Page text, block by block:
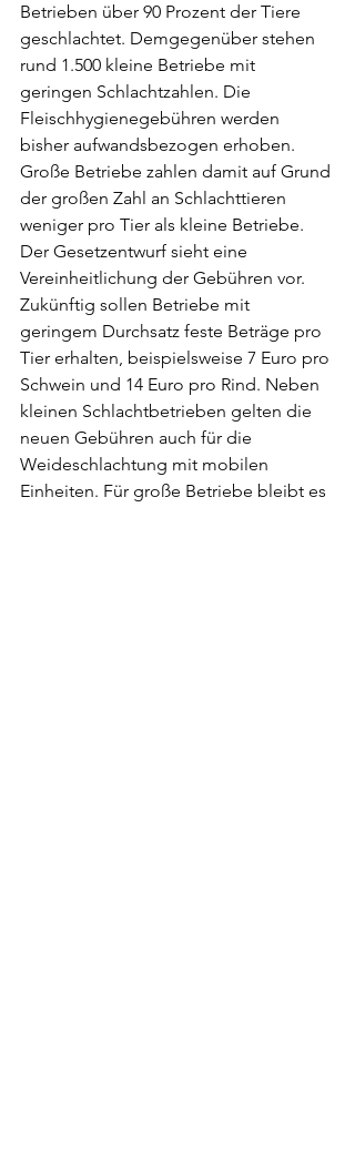
Betrieben über 90 Prozent der Tiere
geschlachtet. Demgegenüber stehen
rund 1.500 kleine Betriebe mit
geringen Schlachtzahlen. Die
Fleischhygienegebühren werden
bisher aufwandsbezogen erhoben.
Große Betriebe zahlen damit auf Grund
der großen Zahl an Schlachttieren
weniger pro Tier als kleine Betriebe.
Der Gesetzentwurf sieht eine
Vereinheitlichung der Gebühren vor.
Zukünftig sollen Betriebe mit
geringem Durchsatz feste Beträge pro
Tier erhalten, beispielsweise 7 Euro pro
Schwein und 14 Euro pro Rind. Neben
kleinen Schlachtbetrieben gelten die
neuen Gebühren auch für die
Weideschlachtung mit mobilen
Einheiten. Für große Betriebe bleibt es